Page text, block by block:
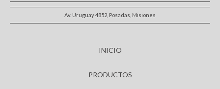
Av. Uruguay 4852, Posadas, Misiones
INICIO
PRODUCTOS